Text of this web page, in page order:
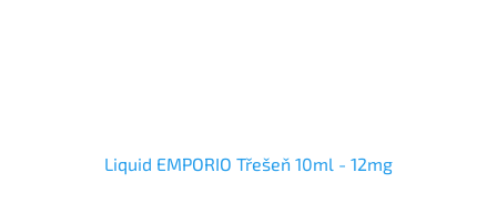
Liquid EMPORIO Třešeň 10ml - 12mg